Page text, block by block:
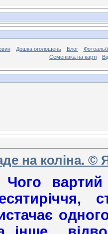
Дошка оголошень Блог
Семенівка на карті
на коліна. ©
Чого вартий